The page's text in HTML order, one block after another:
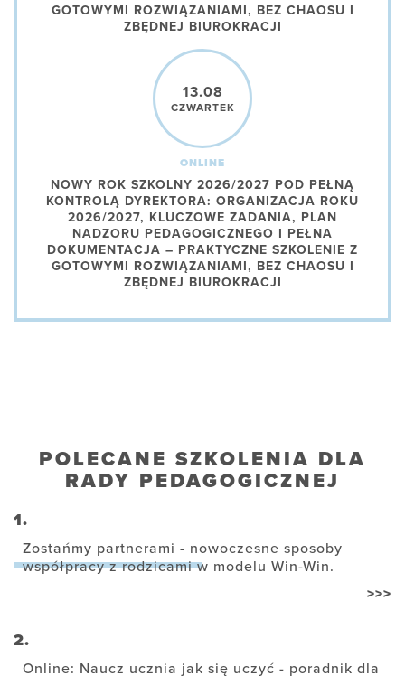
GOTOWYMI ROZWIĄZANIAMI, BEZ CHAOSU I
ZBĘDNEJ BIUROKRACJI
13.08
CZWARTEK
ONLINE
NOWY ROK SZKOLNY 2026/2027 POD PEŁNĄ
KONTROLĄ DYREKTORA: ORGANIZACJA ROKU
2026/2027, KLUCZOWE ZADANIA, PLAN
NADZORU PEDAGOGICZNEGO I PEŁNA
DOKUMENTACJA – PRAKTYCZNE SZKOLENIE Z
GOTOWYMI ROZWIĄZANIAMI, BEZ CHAOSU I
ZBĘDNEJ BIUROKRACJI
POLECANE SZKOLENIA DLA
RADY PEDAGOGICZNEJ
1.
Zostańmy partnerami - nowoczesne sposoby
współpracy z rodzicami w modelu Win-Win.
>>>
2.
Online: Naucz ucznia jak się uczyć - poradnik dla